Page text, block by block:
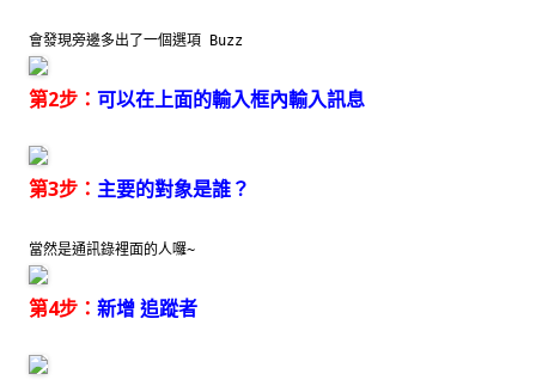
會發現旁邊多出了一個選項 Buzz
第2步： 可以在上面的輸入框內輸入訊息
第3步： 主要的對象是誰？
當然是通訊錄裡面的人囉~
第4步： 新增 追蹤者